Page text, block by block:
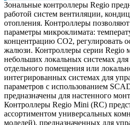
Зональные контроллеры Regio
работой систем вентиляции,
отопления. Контроллеры
параметры микроклимата:
концентрацию CO2, регулировать
жалюзи. Контроллеры серии Regio
небольших локальных системах
отдельного помещения или
интегрированных системах для
параметров с использованием
предназначены для настенного
Контроллеры Regio Mini (RC)
ассортиментом универсальных
моделей), предназначенных для